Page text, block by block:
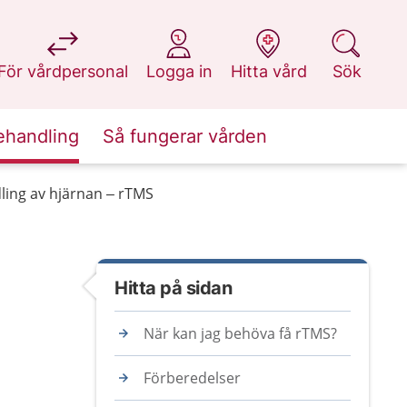
vårdpersonal
på 1177.se
Logga in
på 1177.se
Hitta vård
på 1177.se
Sök
på 1177.se
Så fungerar vården
av hjärnan – rTMS
Hitta på sidan
När kan jag behöva få rTMS?
Förberedelser